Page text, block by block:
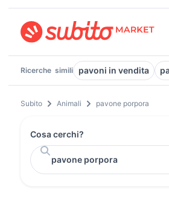
Ricerche simili pavoni in vendita
Subito Animali pavone porpora
Cosa cerchi?